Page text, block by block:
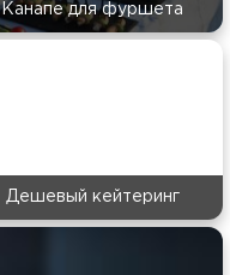
Канапе для фуршета
Дешевый кейтеринг